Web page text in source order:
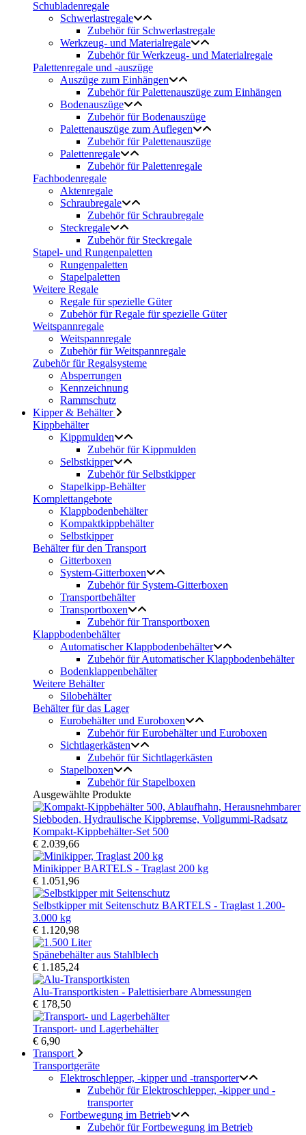
Schubladenregale
Schwerlastregale
Zubehör für Schwerlastregale
Werkzeug- und Materialregale
Zubehör für Werkzeug- und Materialregale
Palettenregale und -auszüge
Auszüge zum Einhängen
Zubehör für Palettenauszüge zum Einhängen
Bodenauszüge
Zubehör für Bodenauszüge
Palettenauszüge zum Auflegen
Zubehör für Palettenauszüge
Palettenregale
Zubehör für Palettenregale
Fachbodenregale
Aktenregale
Schraubregale
Zubehör für Schraubregale
Steckregale
Zubehör für Steckregale
Stapel- und Rungenpaletten
Rungenpaletten
Stapelpaletten
Weitere Regale
Regale für spezielle Güter
Zubehör für Regale für spezielle Güter
Weitspannregale
Weitspannregale
Zubehör für Weitspannregale
Zubehör für Regalsysteme
Absperrungen
Kennzeichnung
Rammschutz
Kipper & Behälter
Kippbehälter
Kippmulden
Zubehör für Kippmulden
Selbstkipper
Zubehör für Selbstkipper
Stapelkipp-Behälter
Komplettangebote
Klappbodenbehälter
Kompaktkippbehälter
Selbstkipper
Behälter für den Transport
Gitterboxen
System-Gitterboxen
Zubehör für System-Gitterboxen
Transportbehälter
Transportboxen
Zubehör für Transportboxen
Klappbodenbehälter
Automatischer Klappbodenbehälter
Zubehör für Automatischer Klappbodenbehälter
Bodenklappenbehälter
Weitere Behälter
Silobehälter
Behälter für das Lager
Eurobehälter und Euroboxen
Zubehör für Eurobehälter und Euroboxen
Sichtlagerkästen
Zubehör für Sichtlagerkästen
Stapelboxen
Zubehör für Stapelboxen
Ausgewählte Produkte
Kompakt-Kippbehälter-Set 500
€ 2.039,66
Minikipper BARTELS - Traglast 200 kg
€ 1.051,96
Selbstkipper mit Seitenschutz BARTELS - Traglast 1.200-
3.000 kg
€ 1.120,98
Spänebehälter aus Stahlblech
€ 1.185,24
Alu-Transportkisten - Palettisierbare Abmessungen
€ 178,50
Transport- und Lagerbehälter
€ 6,90
Transport
Transportgeräte
Elektroschlepper, -kipper und -transporter
Zubehör für Elektroschlepper, -kipper und -
transporter
Fortbewegung im Betrieb
Zubehör für Fortbewegung im Betrieb